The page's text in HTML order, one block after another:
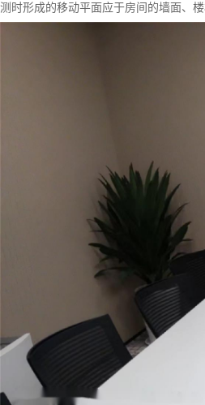
测时形成的移动平面应于房间的墙面、